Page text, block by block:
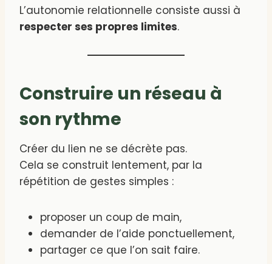
L’autonomie relationnelle consiste aussi à
respecter ses propres limites.
Construire un réseau à
son rythme
Créer du lien ne se décrète pas.
Cela se construit lentement, par la
répétition de gestes simples :
proposer un coup de main,
demander de l’aide ponctuellement,
partager ce que l’on sait faire.